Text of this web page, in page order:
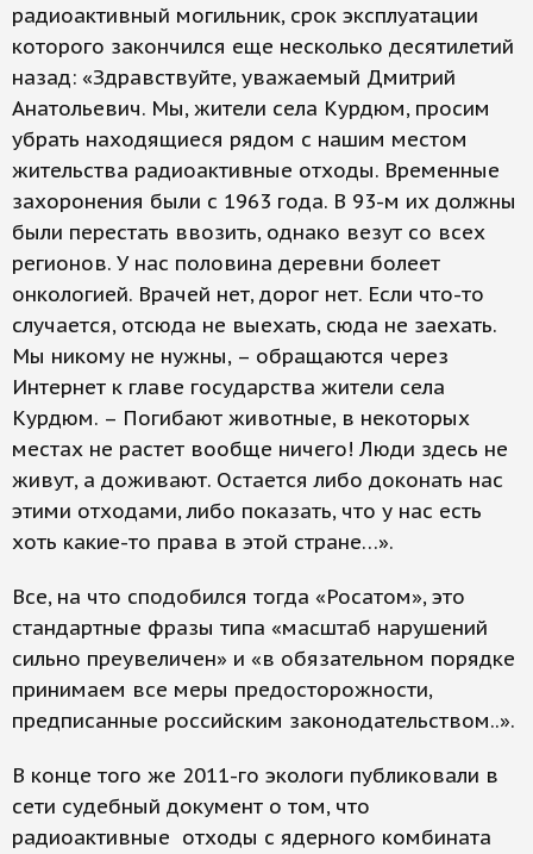
радиоактивный могильник, срок эксплуатации
которого закончился еще несколько десятилетий
назад: «Здравствуйте, уважаемый Дмитрий
Анатольевич. Мы, жители села Курдюм, просим
убрать находящиеся рядом с нашим местом
жительства радиоактивные отходы. Временные
захоронения были с 1963 года. В 93-м их должны
были перестать ввозить, однако везут со всех
регионов. У нас половина деревни болеет
онкологией. Врачей нет, дорог нет. Если что-то
случается, отсюда не выехать, сюда не заехать.
Мы никому не нужны, – обращаются через
Интернет к главе государства жители села
Курдюм. – Погибают животные, в некоторых
местах не растет вообще ничего! Люди здесь не
живут, а доживают. Остается либо доконать нас
этими отходами, либо показать, что у нас есть
хоть какие-то права в этой стране…».
Все, на что сподобился тогда «Росатом», это
стандартные фразы типа «масштаб нарушений
сильно преувеличен» и «в обязательном порядке
принимаем все меры предосторожности,
предписанные российским законодательством..».
В конце того же 2011-го экологи публиковали в
сети судебный документ о том, что
радиоактивные отходы с ядерного комбината